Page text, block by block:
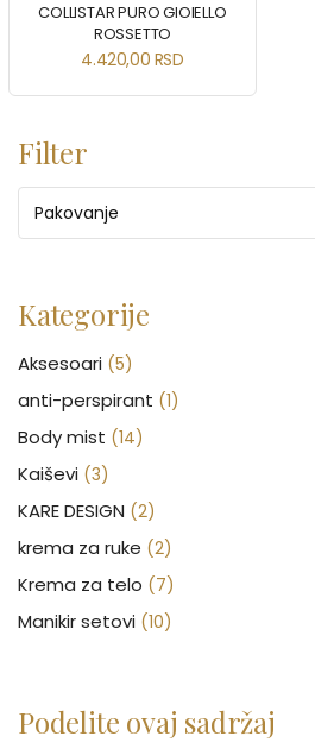
COLLISTAR PURO GIOIELLO
ROSSETTO
4.420,00 RSD
Filter
Pakovanje
Kategorije
Aksesoari (5)
anti-perspirant (1)
Body mist (14)
Kaiševi (3)
KARE DESIGN (2)
krema za ruke (2)
Krema za telo (7)
Manikir setovi (10)
Nega lica (88)
Podelite ovaj sadržaj